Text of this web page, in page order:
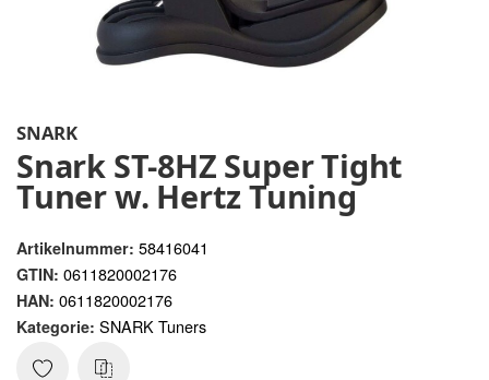
SNARK
Snark ST-8HZ Super Tight
Tuner w. Hertz Tuning
Artikelnummer: 58416041
GTIN: 0611820002176
HAN: 0611820002176
Kategorie: SNARK Tuners